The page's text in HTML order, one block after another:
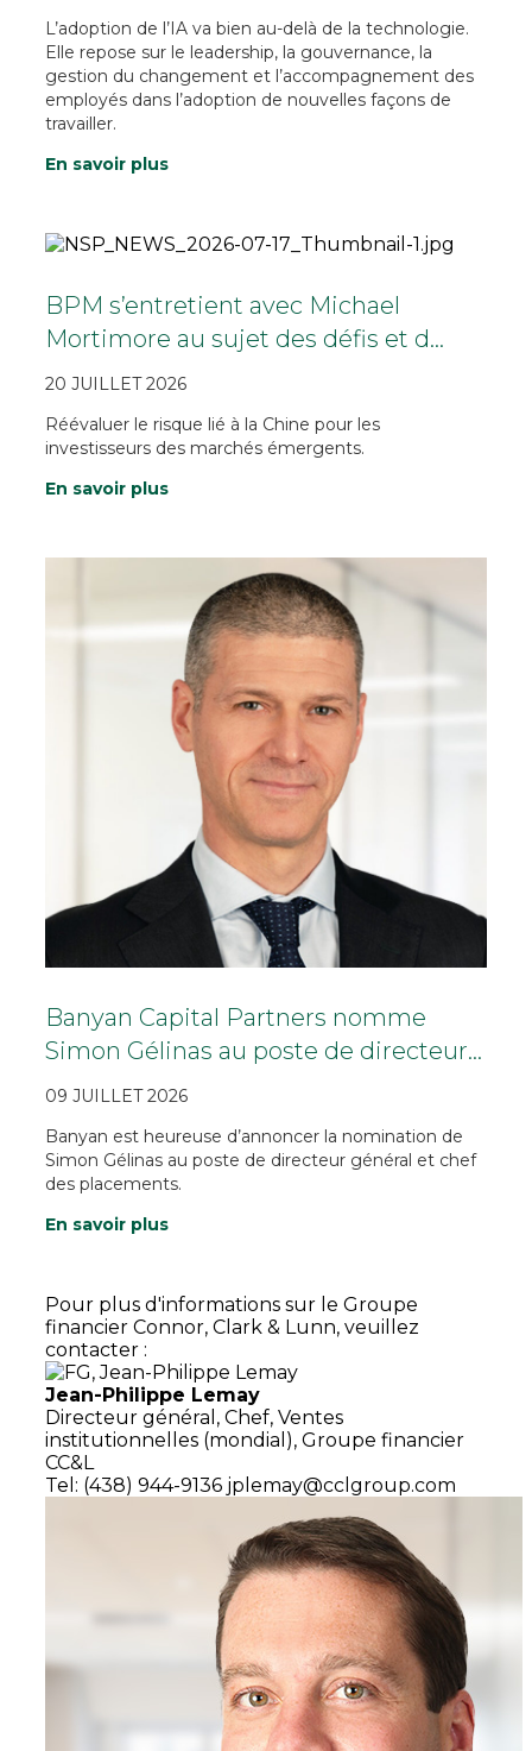
L’adoption de l’IA va bien au-delà de la technologie.
Elle repose sur le leadership, la gouvernance, la
gestion du changement et l’accompagnement des
employés dans l’adoption de nouvelles façons de
travailler.
En savoir plus
BPM s’entretient avec Michael
Mortimore au sujet des défis et d…
20 JUILLET 2026
Réévaluer le risque lié à la Chine pour les
investisseurs des marchés émergents.
En savoir plus
Banyan Capital Partners nomme
Simon Gélinas au poste de directeur…
09 JUILLET 2026
Banyan est heureuse d’annoncer la nomination de
Simon Gélinas au poste de directeur général et chef
des placements.
En savoir plus
Pour plus d'informations sur le Groupe
financier Connor, Clark & Lunn, veuillez
contacter :
Jean-Philippe Lemay
Directeur général, Chef, Ventes
institutionnelles (mondial), Groupe financier
CC&L
Tel: (438) 944-9136 jplemay@cclgroup.com